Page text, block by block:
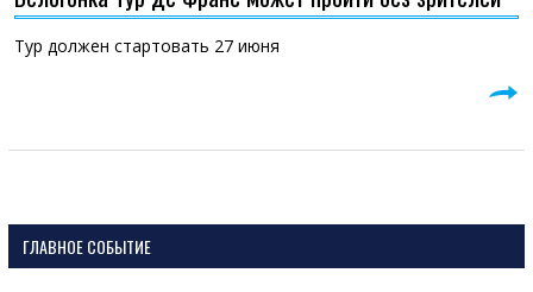
Тур должен стартовать 27 июня
ГЛАВНОЕ СОБЫТИЕ